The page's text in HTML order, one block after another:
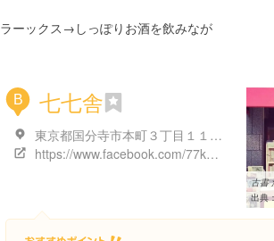
ーックス→しっぽりお酒を飲みなが
B 七七舎
東京都国分寺市本町３丁目１１-１６ キーパーク V 1階
https://www.facebook.com/77kkbng/
出典